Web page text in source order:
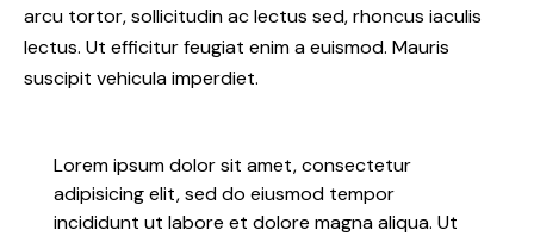
arcu tortor, sollicitudin ac lectus sed, rhoncus iaculis
lectus. Ut efficitur feugiat enim a euismod. Mauris
suscipit vehicula imperdiet.
Lorem ipsum dolor sit amet, consectetur
adipisicing elit, sed do eiusmod tempor
incididunt ut labore et dolore magna aliqua. Ut